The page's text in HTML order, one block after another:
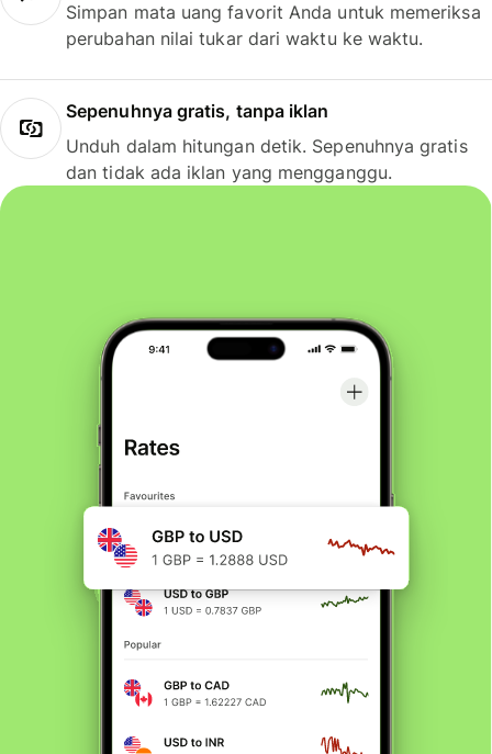
Simpan mata uang favorit Anda untuk memeriksa
perubahan nilai tukar dari waktu ke waktu.
Sepenuhnya gratis, tanpa iklan
Unduh dalam hitungan detik. Sepenuhnya gratis
dan tidak ada iklan yang mengganggu.